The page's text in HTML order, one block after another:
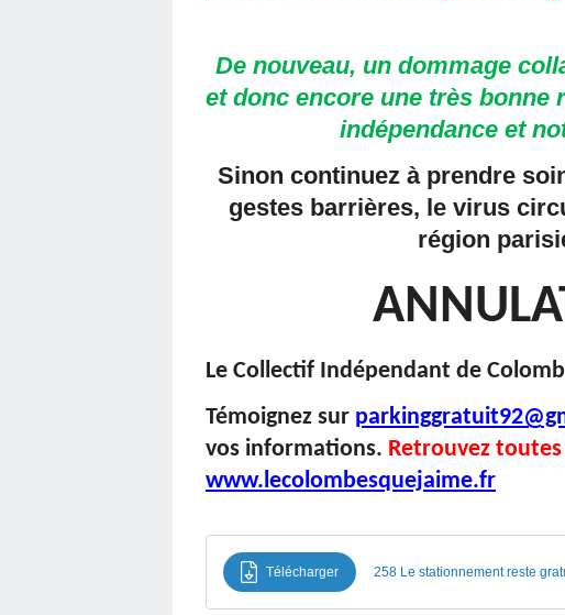
De nouveau, un dommage
et donc encore une très
indépendance et
Sinon continuez à prendre
gestes barrières, le virus
région
Le Collectif Indépendant de
Témoignez sur
vos informations. Retrouvez
www.lecolombesquejaime.fr
Télécharger 258 Le stationnement reste